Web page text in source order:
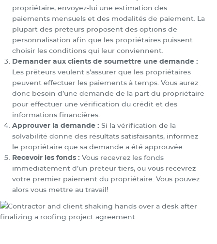
propriétaire, envoyez-lui une estimation des
paiements mensuels et des modalités de paiement. La
plupart des prêteurs proposent des options de
personnalisation afin que les propriétaires puissent
choisir les conditions qui leur conviennent.
Demander aux clients de soumettre une demande :
Les prêteurs veulent s’assurer que les propriétaires
peuvent effectuer les paiements à temps. Vous aurez
donc besoin d’une demande de la part du propriétaire
pour effectuer une vérification du crédit et des
informations financières.
Approuver la demande : Si la vérification de la
solvabilité donne des résultats satisfaisants, informez
le propriétaire que sa demande a été approuvée.
Recevoir les fonds : Vous recevrez les fonds
immédiatement d’un prêteur tiers, ou vous recevrez
votre premier paiement du propriétaire. Vous pouvez
alors vous mettre au travail!